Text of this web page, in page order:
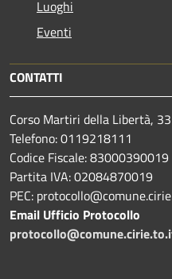
Luoghi
Eventi
CONTATTI
Corso Martiri della Libertà,
Telefono: 0119218111
Codice Fiscale: 83000390019
Partita IVA: 02084870019
PEC:
Email Ufficio Protocollo